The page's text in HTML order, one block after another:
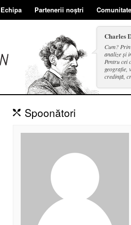
Echipa Partenerii noștri
Charles
Cum?
analize și
Pentru cei
geografie,
credință,
Spoonători